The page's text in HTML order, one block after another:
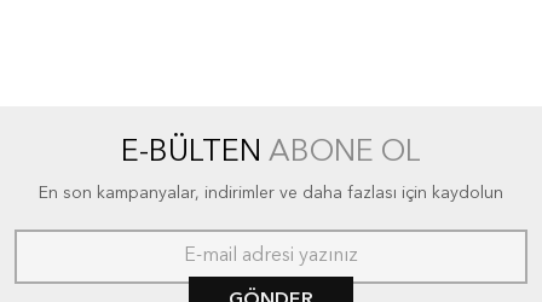
E-BÜLTEN ABONE OL
En son kampanyalar, indirimler ve daha fazlası için kaydolun